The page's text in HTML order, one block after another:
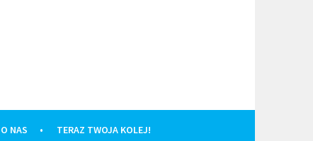
O NAS TERAZ TWOJA KOLEJ!